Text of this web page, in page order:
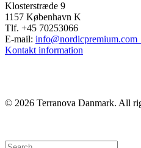
Klosterstræde 9
1157 København K
Tlf. +45 70253066
E-mail: info@nordicpremium.com
Kontakt information
© 2026 Terranova Danmark. All